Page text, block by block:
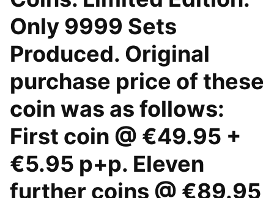
Only 9999 Sets
Produced. Original
purchase price of these
coin was as follows:
First coin @ €49.95 +
€5.95 p+p. Eleven
further coins @ €89.95